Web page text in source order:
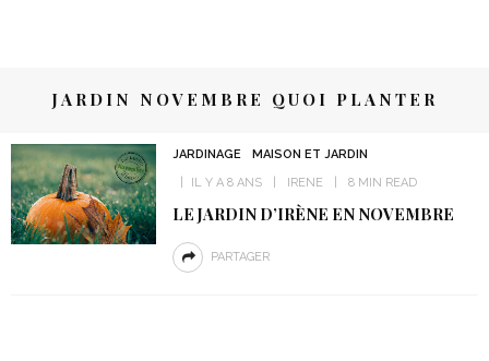
JARDIN NOVEMBRE QUOI PLANTER
JARDINAGE
MAISON ET JARDIN
IL Y A 8 ANS
IRENE 8 MIN READ
LE JARDIN D’IRÈNE EN NOVEMBRE
PARTAGER